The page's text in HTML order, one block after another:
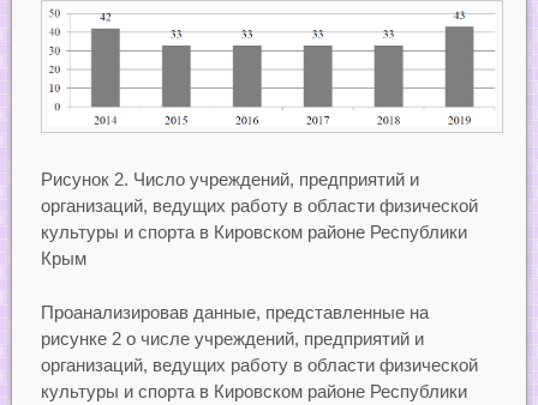
Рисунок 2. Число учреждений, предприятий и
организаций, ведущих работу в области физической
культуры и спорта в Кировском районе Республики
Крым
Проанализировав данные, представленные на
рисунке 2 о числе учреждений, предприятий и
организаций, ведущих работу в области физической
культуры и спорта в Кировском районе Республики